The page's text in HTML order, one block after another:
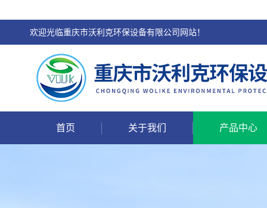
欢迎光临重庆市沃利克环保设备有限公司网站！
首页 关于我们 产品中心